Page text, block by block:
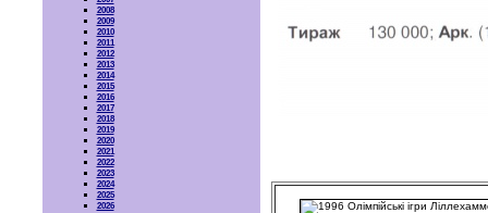
2008
2009
2010
2011
2012
2013
2014
2015
2016
2017
2018
2019
2020
2021
2022
2023
2024
2025
2026